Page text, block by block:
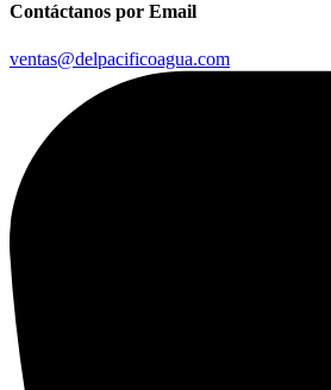
Contáctanos por Email
ventas@delpacificoagua.com